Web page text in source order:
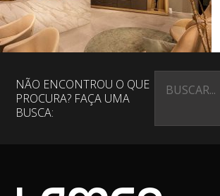
NÃO ENCONTROU O QUE
PROCURA? FAÇA UMA
BUSCA: